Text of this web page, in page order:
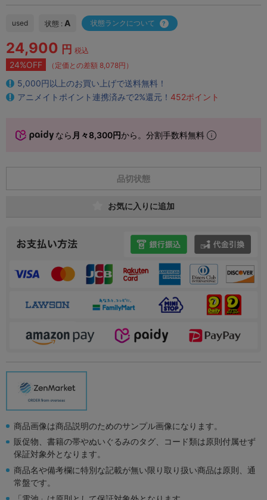
used 状態 : A 状態ランクについて
24,900 円 税込
24%OFF （定価との差額 8,078円）
5,000円以上のお買い上げで送料無料！
アニメイトポイント連携済みで2%還元！ 452ポイント
なら 月々8,300円から。分割手数料無料
品切状態
お気に入りに追加
商品画像は商品説明のためのサンプル画像になります。
販促物、書籍の帯やぬいぐるみのタグ、コード類は原則付属せず
保証対象外となります。
商品名や備考欄に特別な記載が無い限り取り扱い商品は原則、通
常盤です。